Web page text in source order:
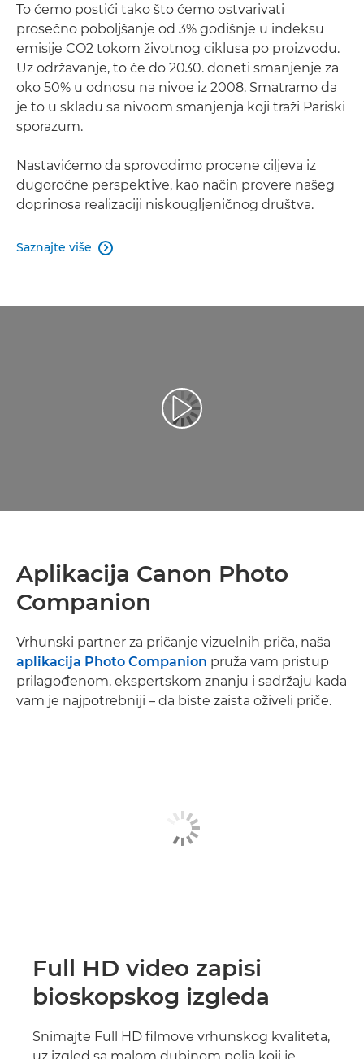
To ćemo postići tako što ćemo ostvarivati
prosečno poboljšanje od 3% godišnje u indeksu
emisije CO2 tokom životnog ciklusa po proizvodu.
Uz održavanje, to će do 2030. doneti smanjenje za
oko 50% u odnosu na nivoe iz 2008. Smatramo da
je to u skladu sa nivoom smanjenja koji traži Pariski
sporazum.
Nastavićemo da sprovodimo procene ciljeva iz
dugoročne perspektive, kao način provere našeg
doprinosa realizaciji niskougljeničnog društva.
Saznajte više 
Aplikacija Canon Photo
Companion
Vrhunski partner za pričanje vizuelnih priča, naša
aplikacija Photo Companion pruža vam pristup
prilagođenom, ekspertskom znanju i sadržaju kada
vam je najpotrebniji – da biste zaista oživeli priče.
Full HD video zapisi
bioskopskog izgleda
Snimajte Full HD filmove vrhunskog kvaliteta,